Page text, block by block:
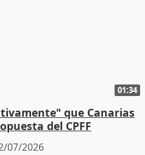
01:34
que Canarias
del CPFF
07/2026